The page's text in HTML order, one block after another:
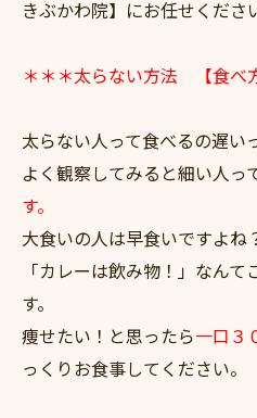
きぶかわ院】にお任せくださ
＊＊＊太らない方法 【食べ
太らない人って食べるの遅い
よく観察してみると細い人って
す。
大食いの人は早食いですよね
「カレーは飲み物！」なん
す。
痩せたい！と思ったら一口３
っくりお食事してください。